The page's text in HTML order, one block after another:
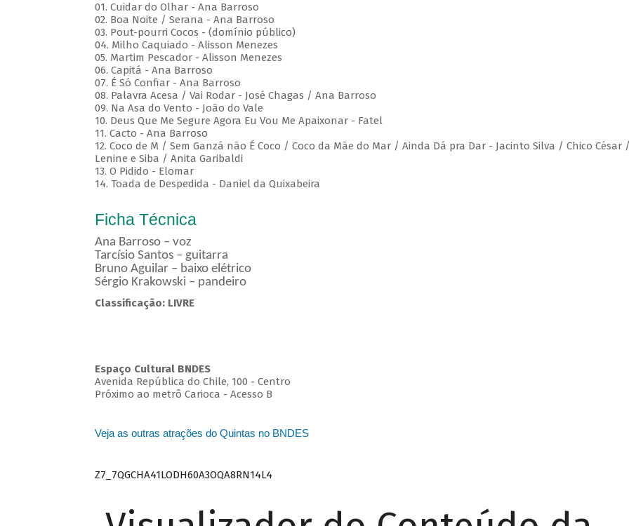
01. Cuidar do Olhar - Ana Barroso
02. Boa Noite / Serana - Ana Barroso
03. Pout-pourri Cocos - (domínio público)
04. Milho Caquiado - Alisson Menezes
05. Martim Pescador - Alisson Menezes
06. Capitá - Ana Barroso
07. É Só Confiar - Ana Barroso
08. Palavra Acesa / Vai Rodar - José Chagas / Ana Barroso
09. Na Asa do Vento - João do Vale
10. Deus Que Me Segure Agora Eu Vou Me Apaixonar - Fatel
11. Cacto - Ana Barroso
12. Coco de M / Sem Ganzá não É Coco / Coco da Mãe do Mar / Ainda Dá pra Dar - Jacinto Silva / Chico César /
Lenine e Siba / Anita Garibaldi
13. O Pidido - Elomar
14. Toada de Despedida - Daniel da Quixabeira
Ficha Técnica
Ana Barroso – voz
Tarcísio Santos – guitarra
Bruno Aguilar – baixo elétrico
Sérgio Krakowski – pandeiro
Classificação: LIVRE
Espaço Cultural BNDES
Avenida República do Chile, 100 - Centro
Próximo ao metrô Carioca - Acesso B
Veja as outras atrações do Quintas no BNDES
Z7_7QGCHA41LODH60A3OQA8RN14L4